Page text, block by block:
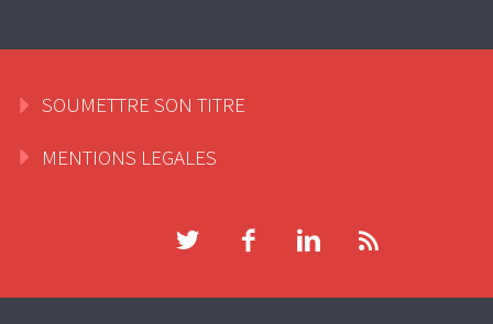
SOUMETTRE SON TITRE
MENTIONS LEGALES